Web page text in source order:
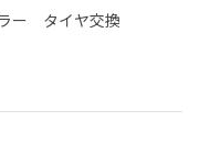
ー タイヤ交換